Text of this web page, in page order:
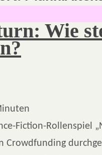
Wie
Fiction-Rollenspiel
Crowdfunding